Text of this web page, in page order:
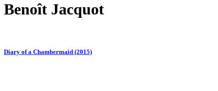
Benoît Jacquot
Diary of a Chambermaid (2015)